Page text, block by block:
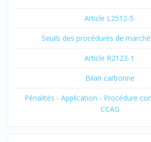
Article L2512-5
Seuils des procédures de
Article R2123-1
Bilan carbonne
Pénalités - Application - Procédure
CCAG